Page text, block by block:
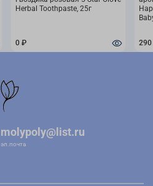
Herbal Toothpaste, 25г
0 ₽
molypoly@list.ru
эл.почта